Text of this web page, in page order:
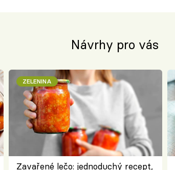
Návrhy pro vás
ZELENINA
Zavařené lečo: jednoduchý recept,